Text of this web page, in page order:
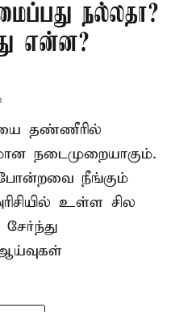
நல்லதா?
என்ன?
தண்ணீரில்
நடைமுறையாகும்.
நீங்கும்
உள்ள சில